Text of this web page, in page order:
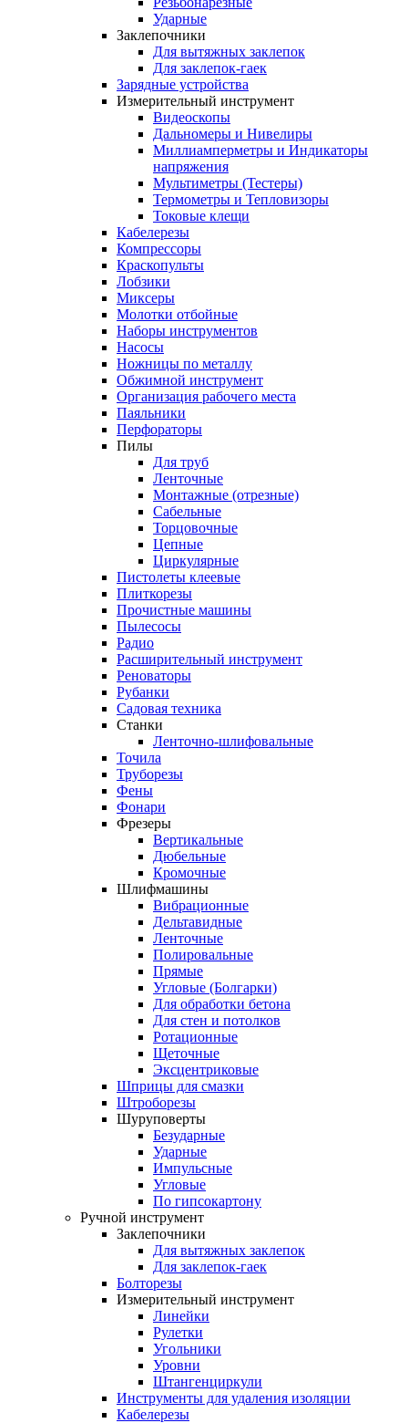
Ударные
Заклепочники
Для вытяжных заклепок
Для заклепок-гаек
Зарядные устройства
Измерительный инструмент
Видеоскопы
Дальномеры и Нивелиры
Миллиамперметры и Индикаторы
напряжения
Мультиметры (Тестеры)
Термометры и Тепловизоры
Токовые клещи
Кабелерезы
Компрессоры
Краскопульты
Лобзики
Миксеры
Молотки отбойные
Наборы инструментов
Насосы
Ножницы по металлу
Обжимной инструмент
Организация рабочего места
Паяльники
Перфораторы
Пилы
Для труб
Ленточные
Монтажные (отрезные)
Сабельные
Торцовочные
Цепные
Циркулярные
Пистолеты клеевые
Плиткорезы
Прочистные машины
Пылесосы
Радио
Расширительный инструмент
Реноваторы
Рубанки
Садовая техника
Станки
Ленточно-шлифовальные
Точила
Труборезы
Фены
Фонари
Фрезеры
Вертикальные
Дюбельные
Кромочные
Шлифмашины
Вибрационные
Дельтавидные
Ленточные
Полировальные
Прямые
Угловые (Болгарки)
Для обработки бетона
Для стен и потолков
Ротационные
Щеточные
Эксцентриковые
Шприцы для смазки
Штроборезы
Шуруповерты
Безударные
Ударные
Импульсные
Угловые
По гипсокартону
Ручной инструмент
Заклепочники
Для вытяжных заклепок
Для заклепок-гаек
Болторезы
Измерительный инструмент
Линейки
Рулетки
Угольники
Уровни
Штангенциркули
Инструменты для удаления изоляции
Кабелерезы